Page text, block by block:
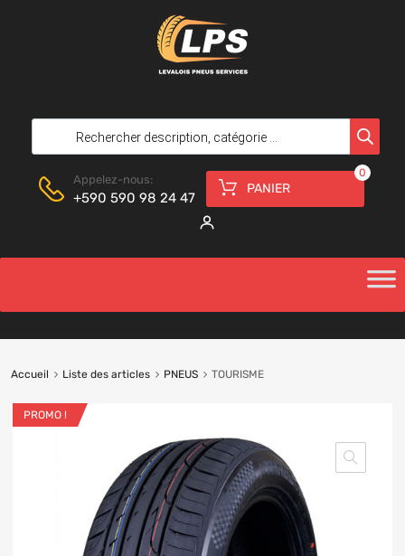
Appelez-nous:
+590 590 98 24 47
PANIER
0
Accueil Liste des articles PNEUS TOURISME
PROMO !